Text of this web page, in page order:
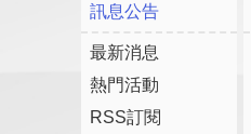
訊息公告
最新消息
熱門活動
RSS訂閱